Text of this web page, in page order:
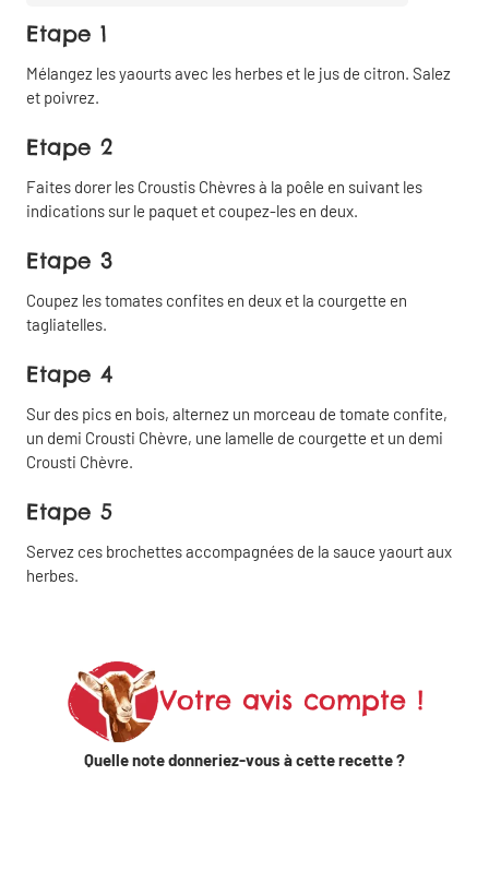
Partager Fermer
Partager
Etape 1
Mélangez les yaourts avec les herbes et le jus de citron. Salez
et poivrez.
Etape 2
Faites dorer les Croustis Chèvres à la poêle en suivant les
indications sur le paquet et coupez-les en deux.
Etape 3
Coupez les tomates confites en deux et la courgette en
tagliatelles.
Etape 4
Sur des pics en bois, alternez un morceau de tomate confite,
un demi Crousti Chèvre, une lamelle de courgette et un demi
Crousti Chèvre.
Etape 5
Servez ces brochettes accompagnées de la sauce yaourt aux
herbes.
Votre avis compte !
Quelle note donneriez-vous à cette recette ?